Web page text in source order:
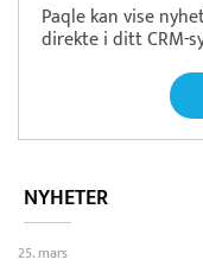
Paqle kan vise
direkte i ditt CRM-
NYHETER
25. mars